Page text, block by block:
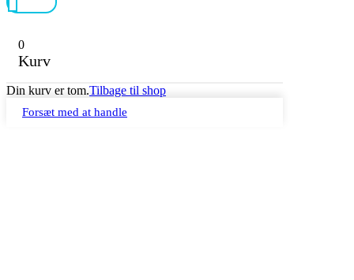
0
Kurv
Din kurv er tom.Tilbage til shop
Forsæt med at handle